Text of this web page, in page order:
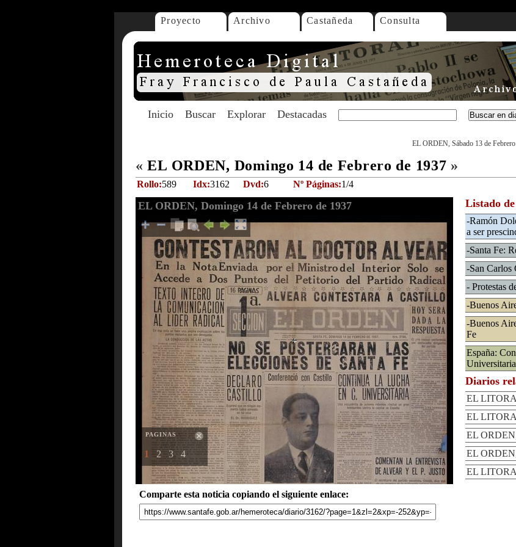
Proyecto Archivo Castañeda Consulta
Inicio Buscar Explorar Destacadas
EL ORDEN, Sábado 13 de
« EL ORDEN, Domingo 14 de Febrero de 1937 »
Rollo:589 Idx:3162 Dvd:6 Nº Páginas:1/4
EL ORDEN, Domingo 14 de Febrero de 1937
PAGINAS
1 2 3 4
Comparte esta noticia copiando el siguiente enlace:
Listado
-Ramón
a ser
-Santa Fe:
-San Carlos
- Protestas
-Buenos
-Buenos
Fe
España:
Universitaria
Diarios
EL
EL
EL
EL
EL